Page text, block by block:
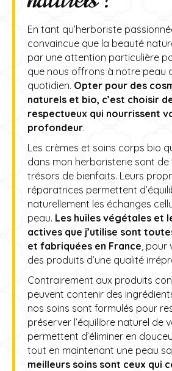
En tant qu’herboriste
convaincue que la beauté
par une attention particulière
que nous offrons à notre peau
quotidien. Opter pour des
naturels et bio, c’est choisir
respectueux qui nourrissent
profondeur.
Les crèmes et soins corps bio
dans mon herboristerie sont de
trésors de bienfaits. Leurs
réparatrices permettent
naturellement les échanges
peau. Les huiles végétales et
actives que j’utilise sont
et fabriquées en France ,
des produits d’une qualité
Contrairement aux produits
peuvent contenir des
nos soins sont formulés pour
préserver l’équilibre naturel de
permettent d’éliminer en
tout en maintenant une peau
meilleurs soins sont ceux qui